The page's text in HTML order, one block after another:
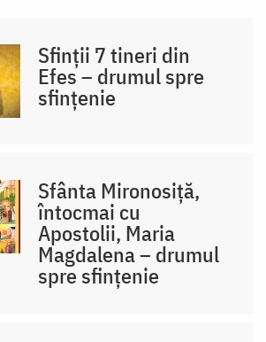
Sfinții 7 tineri din
Efes – drumul spre
sfințenie
Sfânta Mironosiță,
întocmai cu
Apostolii, Maria
Magdalena – drumul
spre sfințenie